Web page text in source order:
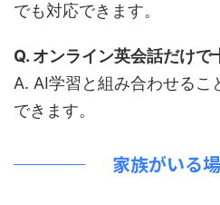
でも対応できます。
Q. オンライン英会話だけで
A. AI学習と組み合わせるこ
できます。
家族がいる